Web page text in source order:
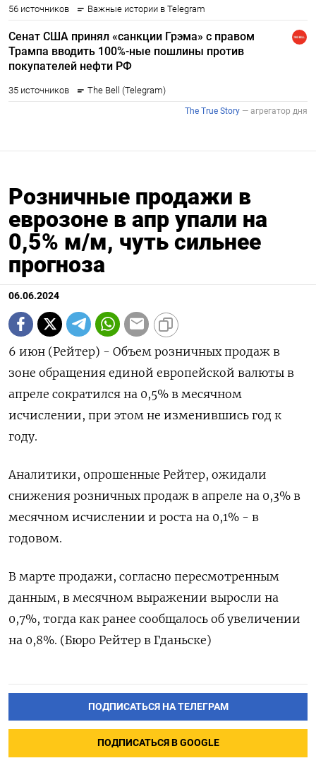
Розничные продажи в
еврозоне в апр упали на
0,5% м/м, чуть сильнее
прогноза
06.06.2024
6 июн (Рейтер) - Объем розничных продаж в
зоне обращения единой европейской валюты в
апреле сократился на 0,5%​​​ в месячном
исчислении, при этом не изменившись год к
году.
Аналитики, опрошенные Рейтер, ожидали
снижения розничных продаж в апреле на 0,3%​​ в
месячном исчислении и роста на 0,1%​​ - в
годовом.
В марте продажи, согласно пересмотренным
данным, в месячном выражении выросли на
0,7%, тогда как ранее сообщалось об увеличении
на 0,8%. (Бюро Рейтер в Гданьске)
ПОДПИСАТЬСЯ НА ТЕЛЕГРАМ
ПОДПИСАТЬСЯ В GOOGLE